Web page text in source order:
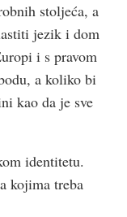
stoljeća, a
jezik i dom
i s pravom
a koliko bi
kao da je sve
identitetu.
kojima treba